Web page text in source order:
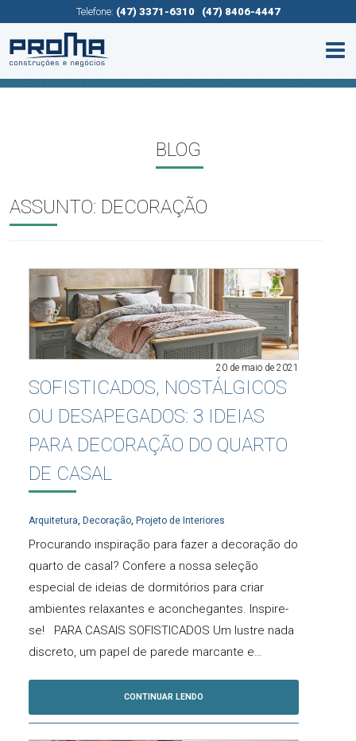
Telefone: (47) 3371-6310 (47) 8406-4447
BLOG
ASSUNTO: DECORAÇÃO
20 de maio de 2021
SOFISTICADOS, NOSTÁLGICOS
OU DESAPEGADOS: 3 IDEIAS
PARA DECORAÇÃO DO QUARTO
DE CASAL
Arquitetura, Decoração, Projeto de Interiores
Procurando inspiração para fazer a decoração do
quarto de casal? Confere a nossa seleção
especial de ideias de dormitórios para criar
ambientes relaxantes e aconchegantes. Inspire-
se! PARA CASAIS SOFISTICADOS Um lustre nada
discreto, um papel de parede marcante e…
CONTINUAR LENDO